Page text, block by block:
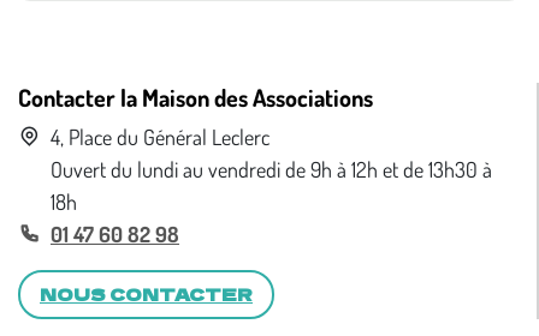
Contacter la Maison des Associations
4, Place du Général Leclerc
Ouvert du lundi au vendredi de 9h à 12h et de 13h30 à
18h
01 47 60 82 98
NOUS CONTACTER